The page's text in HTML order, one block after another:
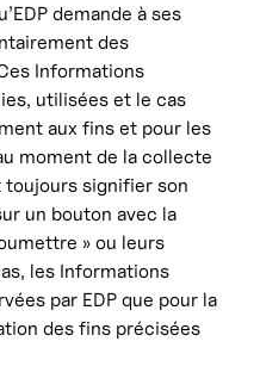
demande à ses
des
Informations
utilisées et le cas
aux fins et pour les
moment de la collecte
signifier son
un bouton avec la
» ou leurs
les Informations
par EDP que pour la
des fins précisées